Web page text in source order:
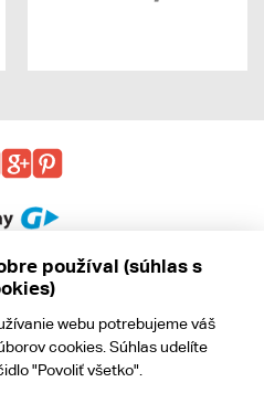
podmienky
údajov
používal (súhlas s
webu potrebujeme váš
cookies. Súhlas udelíte
"Povoliť všetko".